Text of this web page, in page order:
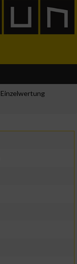
Einzelwertung